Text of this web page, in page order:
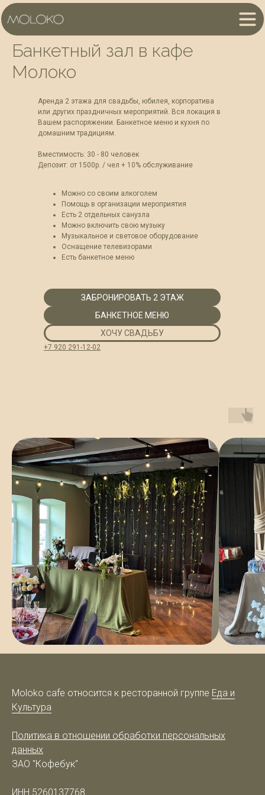
Банкетный зал в кафе
Молоко
Аренда 2 этажа для свадьбы, юбилея, корпоратива
или других праздничных мероприятий. Вся локация в
Вашем распоряжении. Банкетное меню и кухня по
домашним традициям.
Вместимость: 30 - 80 человек
Депозит: от 1500р. / чел + 10% обслуживание
Можно со своим алкоголем
Помощь в организации мероприятия
Есть 2 отдельных санузла
Можно включить свою музыку
Музыкальное и световое оборудование
Оснащение телевизорами
Есть банкетное меню
ЗАБРОНИРОВАТЬ 2 ЭТАЖ
БАНКЕТНОЕ МЕНЮ
ХОЧУ СВАДЬБУ
+7 920 291-12-02
Moloko cafe относится к ресторанной группе Еда и
Культура
Политика в отношении обработки персональных
данных
ЗАО "Кофебук"
ИНН 5260137768